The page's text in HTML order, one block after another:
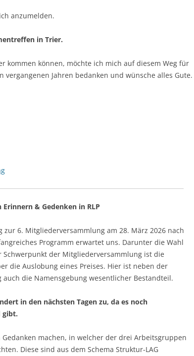
anzumelden.
in Trier.
kommen können, möchte ich mich auf diesem Weg für
Jahren bedanken und wünsche alles Gute.
Erinnern & Gedenken in RLP
6. Mitgliederversammlung am 28. März 2026 nach
Programm erwartet uns. Darunter die Wahl
der Mitgliederversammlung ist die
die Auslobung eines Preises. Hier ist neben der
die Namensgebung wesentlicher Bestandteil.
in den nächsten Tagen zu, da es noch
gibt.
Gedanken machen, in welcher der drei Arbeitsgruppen
Diese sind aus dem Schema Struktur-LAG